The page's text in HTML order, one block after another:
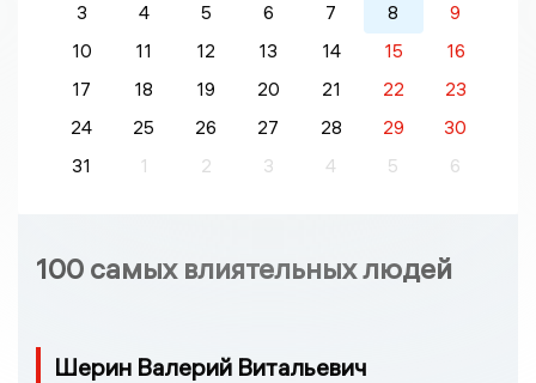
3
4 5 6 7 8
9
10
11 12 13 14 15
16
17
18 19 20 21 22
23
24
25 26 27 28 29
30
31
1 2 3 4 5 6
100 самых влиятельных людей
Шерин Валерий Витальевич